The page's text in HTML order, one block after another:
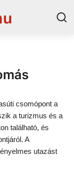
csomópont a
a turizmus és a
található, és
A
utazást